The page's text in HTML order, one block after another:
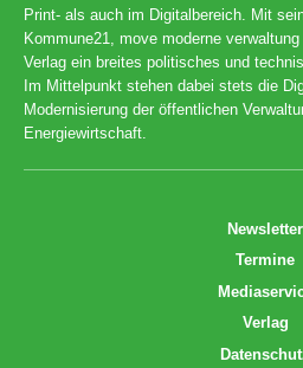
Print- als auch im Digitalbereich. Mit
Kommune21, move moderne
Verlag ein breites politisches und
Im Mittelpunkt stehen dabei stets die
Modernisierung der öffentlichen
Energiewirtschaft.
Newsletter
Termine
Verlag